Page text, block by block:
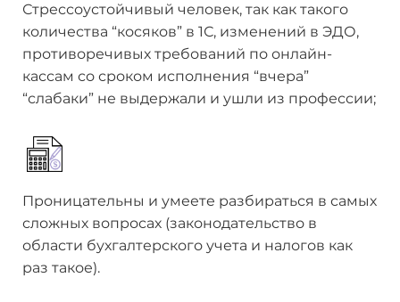
Стрессоустойчивый человек, так как такого
количества “косяков” в 1С, изменений в ЭДО,
противоречивых требований по онлайн-
кассам со сроком исполнения “вчера”
“слабаки” не выдержали и ушли из профессии;
Проницательны и умеете разбираться в самых
сложных вопросах (законодательство в
области бухгалтерского учета и налогов как
раз такое).